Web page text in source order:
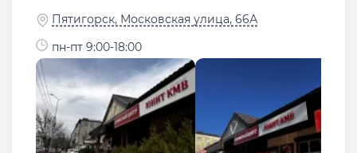
Пятигорск, Московская улица, 66А
пн-пт 9:00-18:00